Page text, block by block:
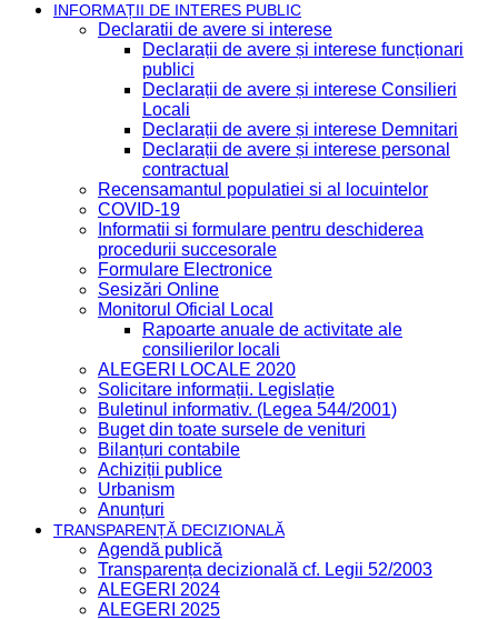
INFORMAȚII DE INTERES PUBLIC
Declaratii de avere si interese
Declarații de avere și interese funcționari
publici
Declarații de avere și interese Consilieri
Locali
Declarații de avere și interese Demnitari
Declarații de avere și interese personal
contractual
Recensamantul populatiei si al locuintelor
COVID-19
Informatii si formulare pentru deschiderea
procedurii succesorale
Formulare Electronice
Sesizări Online
Monitorul Oficial Local
Rapoarte anuale de activitate ale
consilierilor locali
ALEGERI LOCALE 2020
Solicitare informații. Legislație
Buletinul informativ. (Legea 544/2001)
Buget din toate sursele de venituri
Bilanțuri contabile
Achiziții publice
Urbanism
Anunțuri
TRANSPARENȚĂ DECIZIONALĂ
Agendă publică
Transparența decizională cf. Legii 52/2003
ALEGERI 2024
ALEGERI 2025